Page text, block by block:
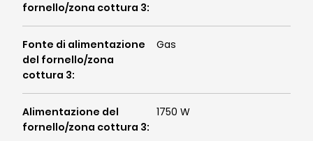
fornello/zona cottura 3:
Fonte di alimentazione
del fornello/zona
cottura 3:
Gas
Alimentazione del
fornello/zona cottura 3:
1750 W